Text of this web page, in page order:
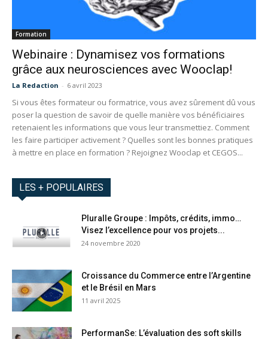
Formation
Webinaire : Dynamisez vos formations
grâce aux neurosciences avec Wooclap!
La Redaction - 6 avril 2023
Si vous êtes formateur ou formatrice, vous avez sûrement dû vous
poser la question de savoir de quelle manière vos bénéficiaires
retenaient les informations que vous leur transmettiez. Comment
les faire participer activement ? Quelles sont les bonnes pratiques
à mettre en place en formation ? Rejoignez Wooclap et CEGOS...
LES + POPULAIRES
Pluralle Groupe : Impôts, crédits, immo…
Visez l’excellence pour vos projets...
24 novembre 2020
Croissance du Commerce entre l’Argentine
et le Brésil en Mars
11 avril 2025
PerformanSe: L’évaluation des soft skills